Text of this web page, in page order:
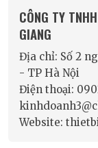
CÔNG TY
GIANG
Địa chỉ: Số 2
- TP Hà Nội
Điện thoại:
Website: